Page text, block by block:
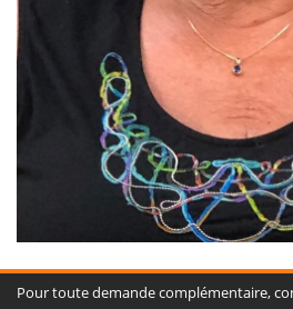
Pour toute demande complémentaire,